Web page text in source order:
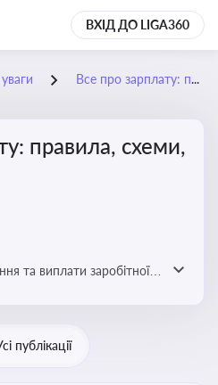
ВХІД ДО LIGA360
Все про зарплату: правила, схеми, кейси
правила, схеми,
та виплати заробітної
зловживань
публікації